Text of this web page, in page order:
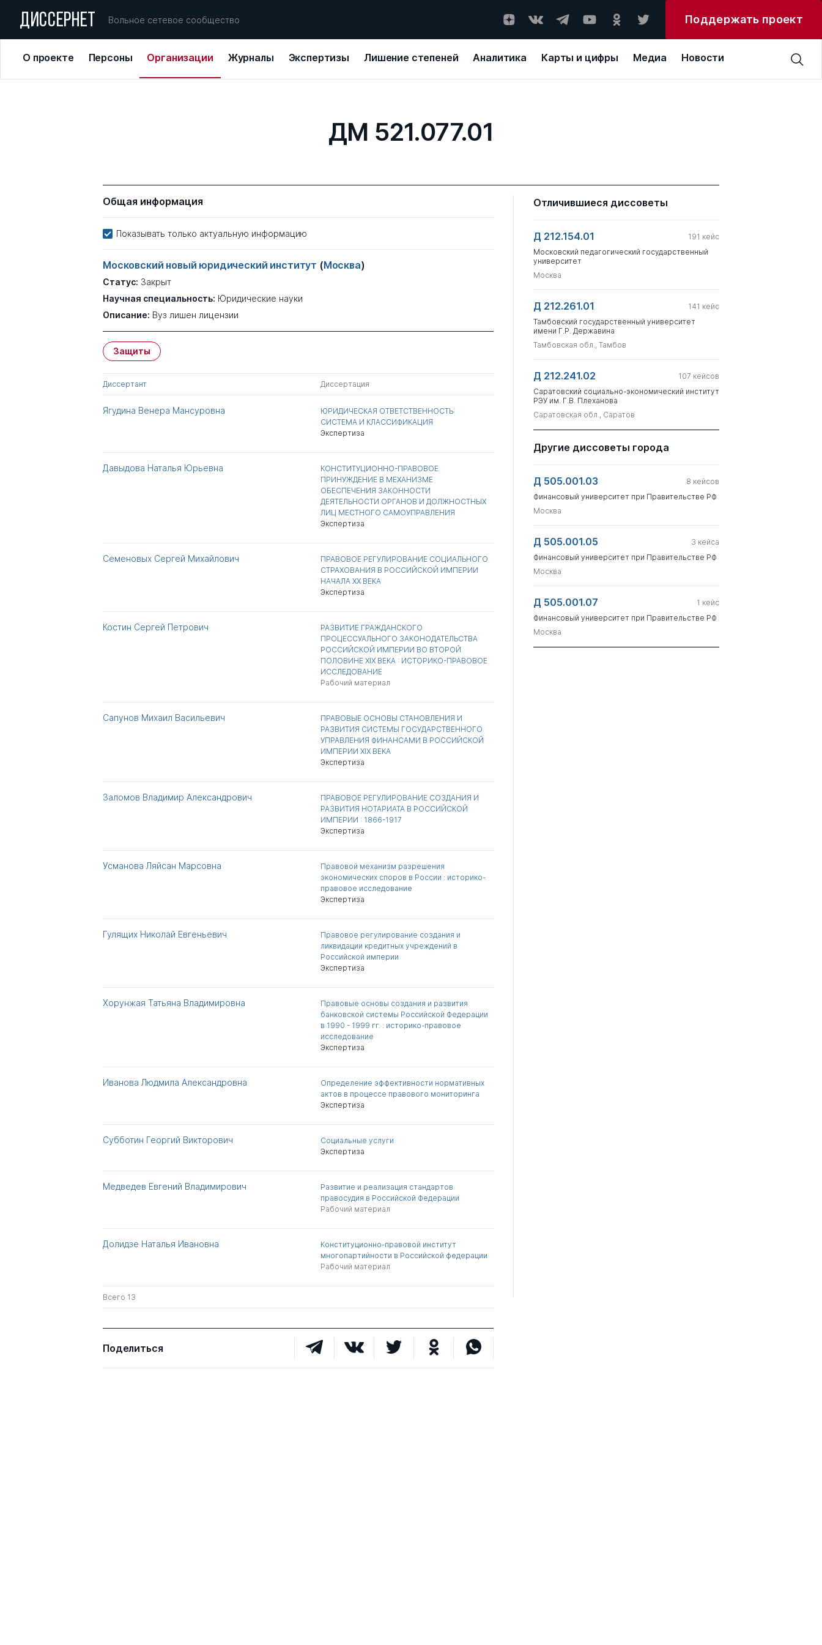
ДИССЕРНЕТ Вольное сетевое сообщество Поддержать проект
О проекте Персоны Организации Журналы Экспертизы Лишение степеней Аналитика Карты и цифры Медиа Новости
ДМ 521.077.01
Общая информация
Показывать только актуальную информацию
Московский новый юридический институт (Москва)
Статус: Закрыт
Научная специальность: Юридические науки
Описание: Вуз лишен лицензии
Защиты
Диссертант Диссертация
Ягудина Венера Мансуровна
ЮРИДИЧЕСКАЯ ОТВЕТСТВЕННОСТЬ:
СИСТЕМА И КЛАССИФИКАЦИЯ
Экспертиза
Давыдова Наталья Юрьевна
КОНСТИТУЦИОННО-ПРАВОВОЕ
ПРИНУЖДЕНИЕ В МЕХАНИЗМЕ
ОБЕСПЕЧЕНИЯ ЗАКОННОСТИ
ДЕЯТЕЛЬНОСТИ ОРГАНОВ И ДОЛЖНОСТНЫХ
ЛИЦ МЕСТНОГО САМОУПРАВЛЕНИЯ
Экспертиза
Семеновых Сергей Михайлович
ПРАВОВОЕ РЕГУЛИРОВАНИЕ СОЦИАЛЬНОГО
СТРАХОВАНИЯ В РОССИЙСКОЙ ИМПЕРИИ
НАЧАЛА XX ВЕКА
Экспертиза
Костин Сергей Петрович
РАЗВИТИЕ ГРАЖДАНСКОГО
ПРОЦЕССУАЛЬНОГО ЗАКОНОДАТЕЛЬСТВА
РОССИЙСКОЙ ИМПЕРИИ ВО ВТОРОЙ
ПОЛОВИНЕ XIX ВЕКА : ИСТОРИКО-ПРАВОВОЕ
ИССЛЕДОВАНИЕ
Рабочий материал
Сапунов Михаил Васильевич
ПРАВОВЫЕ ОСНОВЫ СТАНОВЛЕНИЯ И
РАЗВИТИЯ СИСТЕМЫ ГОСУДАРСТВЕННОГО
УПРАВЛЕНИЯ ФИНАНСАМИ В РОССИЙСКОЙ
ИМПЕРИИ XIX ВЕКА
Экспертиза
Заломов Владимир Александрович
ПРАВОВОЕ РЕГУЛИРОВАНИЕ СОЗДАНИЯ И
РАЗВИТИЯ НОТАРИАТА В РОССИЙСКОЙ
ИМПЕРИИ : 1866-1917
Экспертиза
Усманова Ляйсан Марсовна
Правовой механизм разрешения
экономических споров в России : историко-
правовое исследование
Экспертиза
Гулящих Николай Евгеньевич
Правовое регулирование создания и
ликвидации кредитных учреждений в
Российской империи
Экспертиза
Хорунжая Татьяна Владимировна
Правовые основы создания и развития
банковской системы Российской Федерации
в 1990 - 1999 гг. : историко-правовое
исследование
Экспертиза
Иванова Людмила Александровна
Определение эффективности нормативных
актов в процессе правового мониторинга
Экспертиза
Субботин Георгий Викторович
Социальные услуги
Экспертиза
Медведев Евгений Владимирович
Развитие и реализация стандартов
правосудия в Российской Федерации
Рабочий материал
Долидзе Наталья Ивановна
Конституционно-правовой институт
многопартийности в Российской федерации
Рабочий материал
Всего 13
Поделиться
Отличившиеся диссоветы
Д 212.154.01 191 кейс
Московский педагогический государственный
университет
Москва
Д 212.261.01 141 кейс
Тамбовский государственный университет
имени Г.Р. Державина
Тамбовская обл., Тамбов
Д 212.241.02 107 кейсов
Саратовский социально-экономический институт
РЭУ им. Г.В. Плеханова
Саратовская обл., Саратов
Другие диссоветы города
Д 505.001.03 8 кейсов
Финансовый университет при Правительстве РФ
Москва
Д 505.001.05 3 кейса
Финансовый университет при Правительстве РФ
Москва
Д 505.001.07 1 кейс
Финансовый университет при Правительстве РФ
Москва